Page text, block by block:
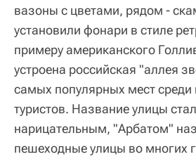
вазоны с цветами, рядом -
установили фонари в стиле
примеру американского
устроена российская "аллея
самых популярных мест среди
туристов. Название улицы
нарицательным, "Арбатом"
пешеходные улицы во многих